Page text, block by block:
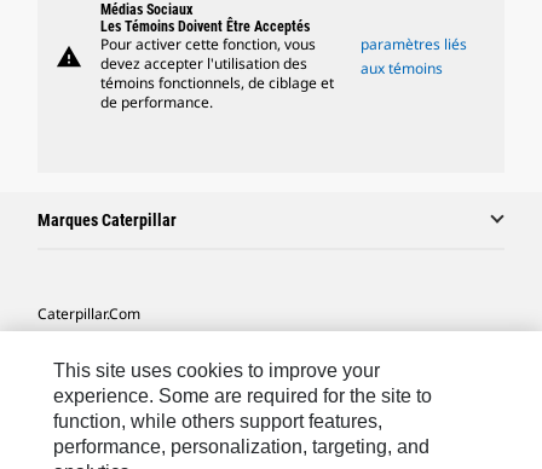
warning
Médias Sociaux
Les Témoins Doivent Être Acceptés
Pour activer cette fonction, vous
devez accepter l'utilisation des
témoins fonctionnels, de ciblage et
de performance.
paramètres liés
aux témoins
Marques Caterpillar
Caterpillar.com
Mes Préférences Marketing
Plan Du Site
This site uses cookies to improve your
experience. Some are required for the site to
function, while others support features,
performance, personalization, targeting, and